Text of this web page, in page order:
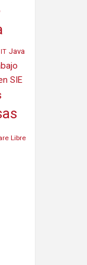
IT Java
SIE
Libre